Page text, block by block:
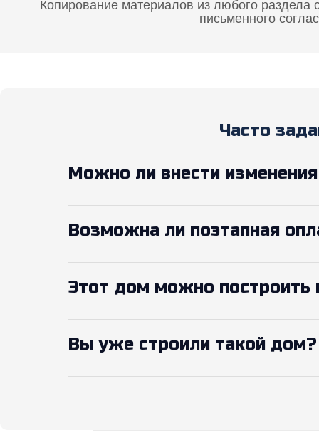
Копирование материалов из любого раздела
письменного
Часто
Можно ли внести
Возможна ли поэтапная
Этот дом можно построить
Вы уже строили такой дом?